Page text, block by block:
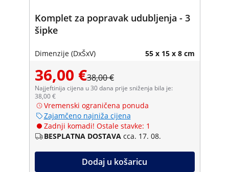
Komplet za popravak udubljenja - 3
šipke
Dimenzije (DxŠxV) 55 x 15 x 8 cm
36,00 €38,00 €
Najjeftinija cijena u 30 dana prije sniženja bila je:
38,00 €
Vremenski ograničena ponuda
Zajamčeno najniža cijena
Zadnji komadi! Ostale stavke: 1
BESPLATNA DOSTAVA cca. 17. 08.
Dodaj u košaricu